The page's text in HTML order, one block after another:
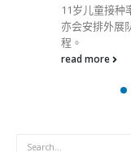
11岁儿童接种
亦会安排外展
程。
read more